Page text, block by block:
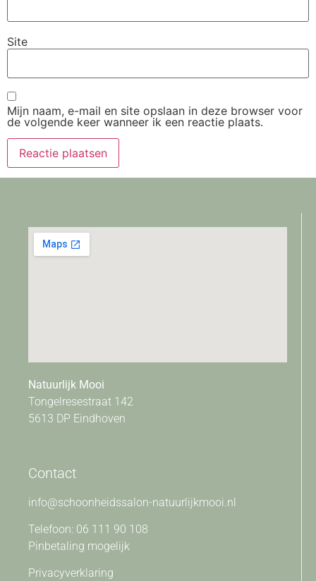
Site
Mijn naam, e-mail en site opslaan in deze browser voor
de volgende keer wanneer ik een reactie plaats.
Natuurlijk Mooi
Tongelresestraat 142
5613 DP Eindhoven
Contact
info@schoonheidssalon-natuurlijkmooi.nl
Telefoon: 06 111 90 108
Pinbetaling mogelijk
Privacyverklaring